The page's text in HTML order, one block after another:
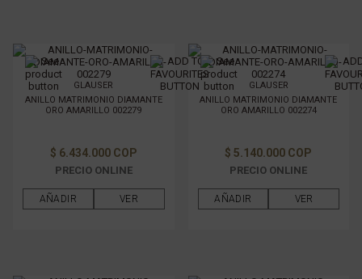
GLAUSER
ANILLO MATRIMONIO DIAMANTE
ORO AMARILLO 002279
$ 6.434.000 COP
PRECIO ONLINE
AÑADIR VER
GLAUSER
ANILLO MATRIMONIO DIAMANTE
ORO AMARILLO 002274
$ 5.140.000 COP
PRECIO ONLINE
AÑADIR VER